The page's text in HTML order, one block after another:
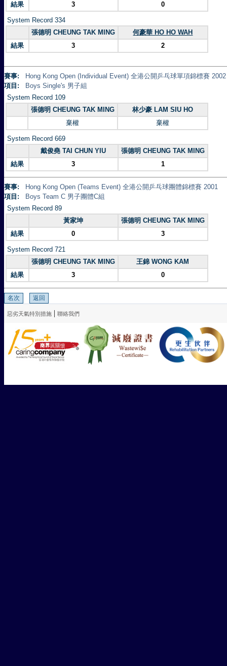
結果
3 0
System Record 334
張德明 CHEUNG TAK MING
何豪華 HO HO WAH
結果
3 2
賽事:
Hong Kong Open (Individual Event) 全港公開乒乓球單項錦標賽 2002
項目:
Boys Single's 男子組
System Record 109
張德明 CHEUNG TAK MING
林少豪 LAM SIU HO
棄權
棄權
System Record 669
戴俊堯 TAI CHUN YIU
張德明 CHEUNG TAK MING
結果
3 1
賽事:
Hong Kong Open (Teams Event) 全港公開乒乓球團體錦標賽 2001
項目:
Boys Team C 男子團體C組
System Record 89
黃家坤
張德明 CHEUNG TAK MING
結果
0 3
System Record 721
張德明 CHEUNG TAK MING
王錦 WONG KAM
結果
3 0